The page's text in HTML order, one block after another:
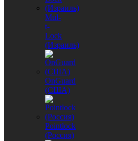
Mul-
t-
Lock
(Израиль)
OnGuard
(США)
Pointlock
(Россия)